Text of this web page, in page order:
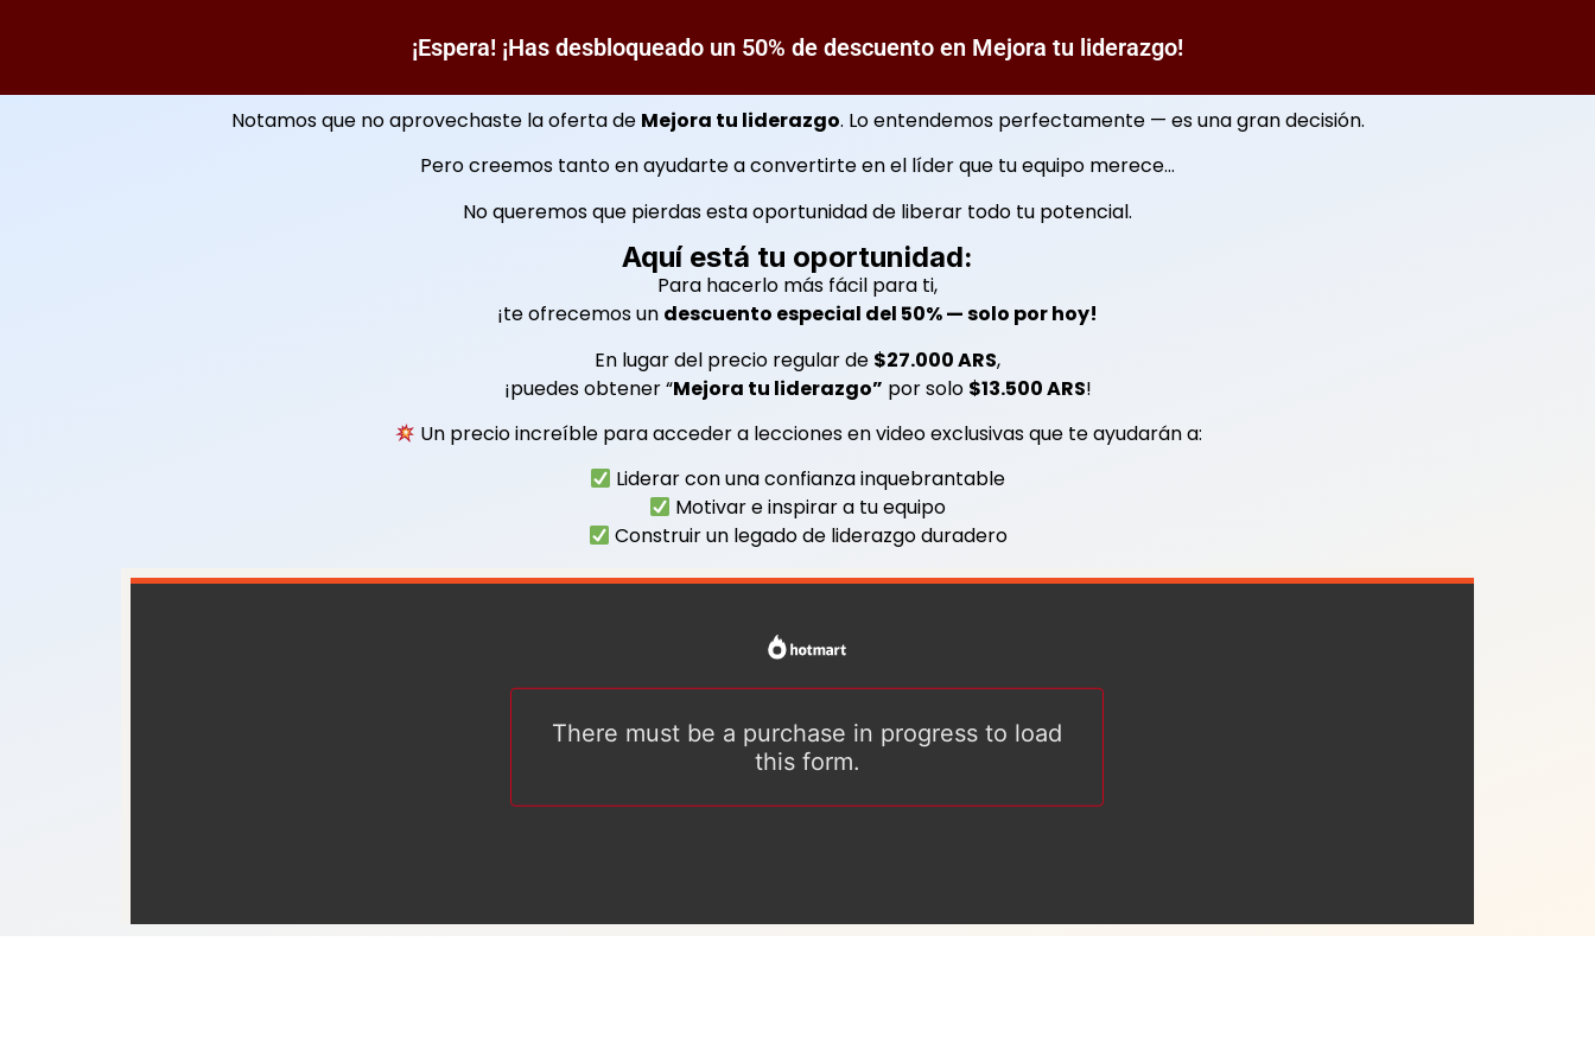
¡Espera! ¡Has desbloqueado un 50% de descuento en Mejora tu liderazgo!
Notamos que no aprovechaste la oferta de Mejora tu liderazgo. Lo entendemos perfectamente — es una gran decisión.
Pero creemos tanto en ayudarte a convertirte en el líder que tu equipo merece…
No queremos que pierdas esta oportunidad de liberar todo tu potencial.
Aquí está tu oportunidad:
Para hacerlo más fácil para ti,
¡te ofrecemos un descuento especial del 50% — solo por hoy!
En lugar del precio regular de $27.000 ARS,
¡puedes obtener “Mejora tu liderazgo” por solo $13.500 ARS!
Un precio increíble para acceder a lecciones en video exclusivas que te ayudarán a:
Liderar con una confianza inquebrantable
Motivar e inspirar a tu equipo
Construir un legado de liderazgo duradero